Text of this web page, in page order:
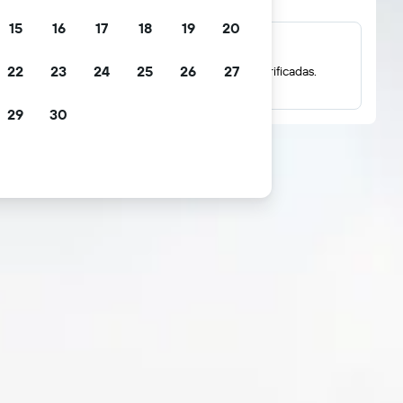
Vê classificações com base em avaliações verificadas.
15 16 17 18 19 20
22 23 24 25 26 27
29 30